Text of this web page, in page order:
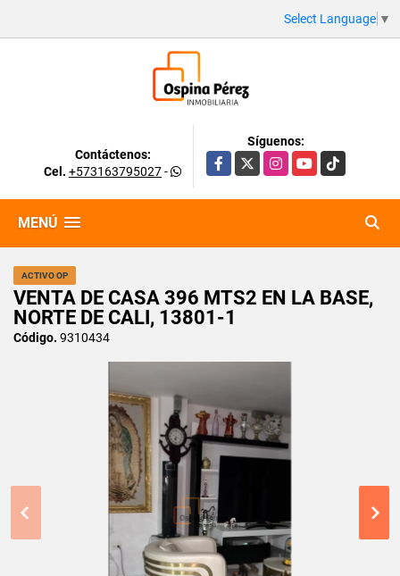
Select Language ▼
Contáctenos:
Cel. +573163795027-
Síguenos:
Facebook
X InstagramYouTubeTikTok
MENÚ
ACTIVO OP
VENTA DE CASA 396 MTS2 EN LA BASE,
NORTE DE CALI, 13801-1
Código. 9310434